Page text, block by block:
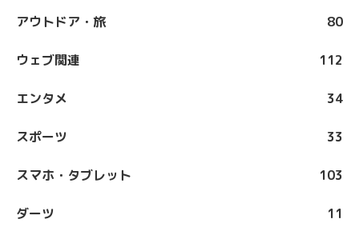
アウトドア・旅 80
ウェブ関連 112
エンタメ 34
スポーツ 33
スマホ・タブレット 103
ダーツ 11